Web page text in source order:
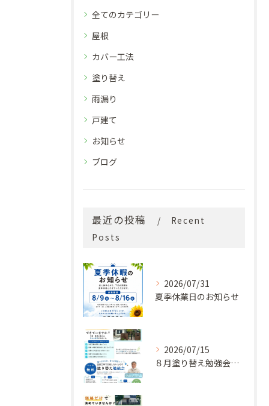
全てのカテゴリー
屋根
カバー工法
塗り替え
雨漏り
戸建て
お知らせ
ブログ
最近の投稿
Recent
Posts
2026/07/31
夏季休業日のお知らせ
2026/07/15
８月塗り替え勉強会開催のお知らせ